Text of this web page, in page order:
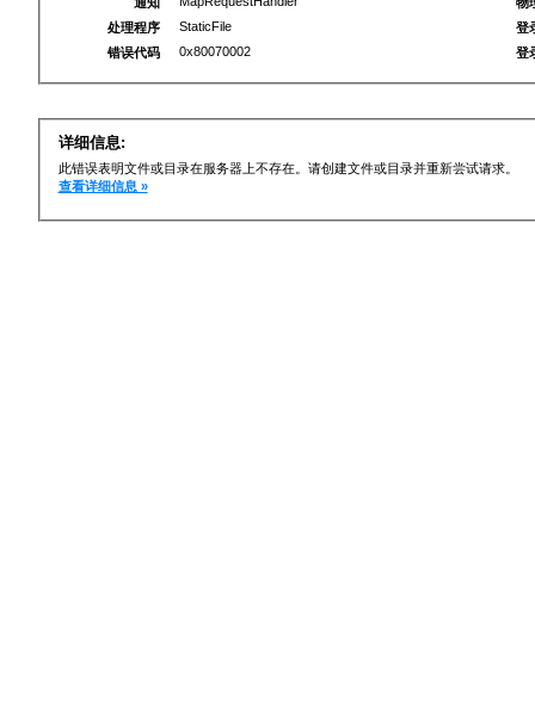
处理程序
StaticFile
错误代码
0x80070002
登
登
详细信息:
此错误表明文件或目录在服务器上不存在。请创建文件或目录并重新尝试请求。
查看详细信息 »